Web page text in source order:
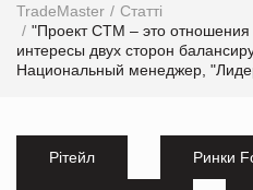
TradeMaster
Статті
"Проект СТМ – это отношения
интересы двух сторон
Национальный менеджер,
Рітейл Ринки